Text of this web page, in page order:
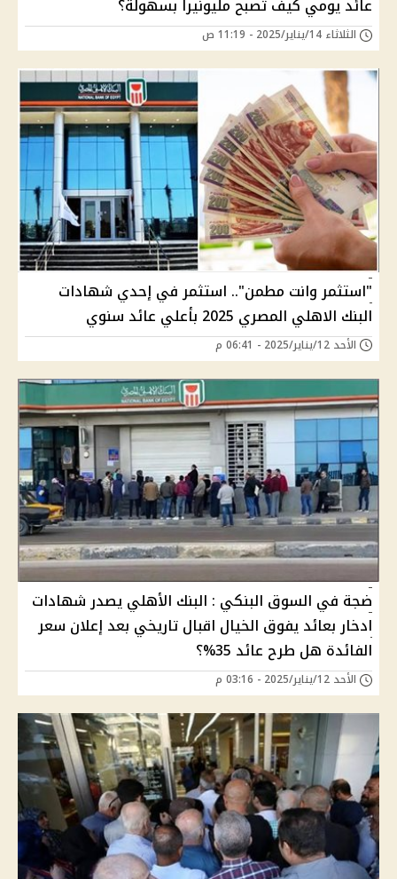
عائد يومي كيف تصبح مليونيراً بسهولة؟
الثلاثاء 14/يناير/2025 - 11:19 ص
"استثمر وانت مطمن".. استثمر في إحدي شهادات
البنك الاهلي المصري 2025 بأعلي عائد سنوي
الأحد 12/يناير/2025 - 06:41 م
ضجة في السوق البنكي : البنك الأهلي يصدر شهادات
ادخار بعائد يفوق الخيال اقبال تاريخي بعد إعلان سعر
الفائدة هل طرح عائد 35%؟
الأحد 12/يناير/2025 - 03:16 م